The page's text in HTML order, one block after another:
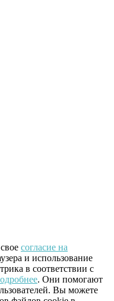
согласие на
и использование
в соответствии с
. Они помогают
Вы можете